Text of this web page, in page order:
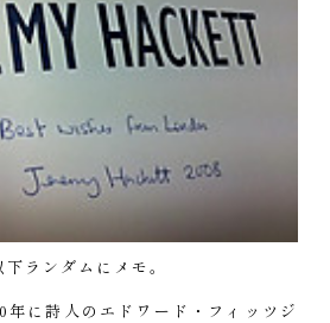
ランダムにメモ。
に詩人のエドワード・フィッツジ